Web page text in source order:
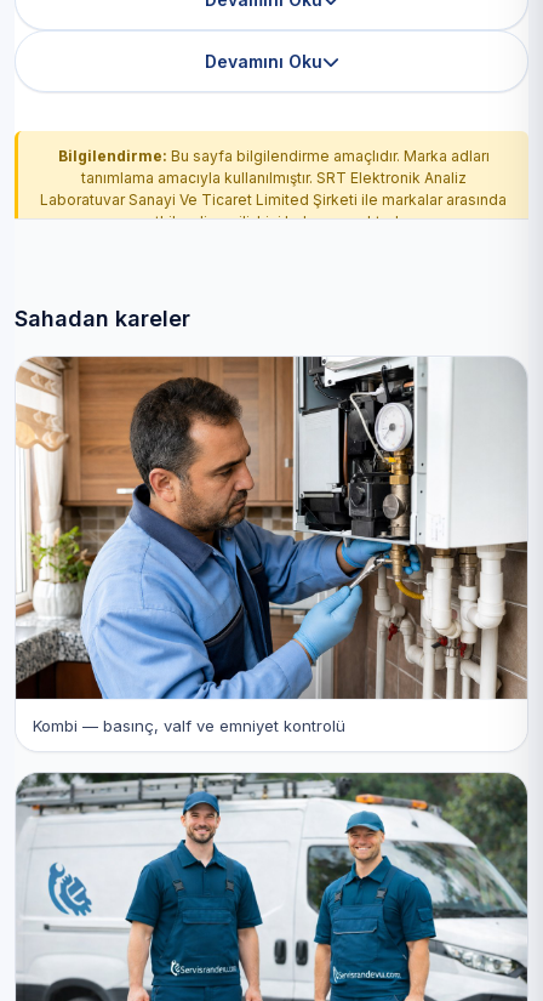
Devamını Oku
Bilgilendirme: Bu sayfa bilgilendirme amaçlıdır. Marka adları
tanımlama amacıyla kullanılmıştır. SRT Elektronik Analiz
Laboratuvar Sanayi Ve Ticaret Limited Şirketi ile markalar arasında
yetkilendirme ilişkisi bulunmamaktadır.
Sahadan kareler
Kombi — basınç, valf ve emniyet kontrolü